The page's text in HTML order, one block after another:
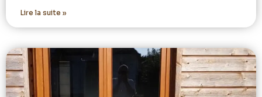
Lire la suite »